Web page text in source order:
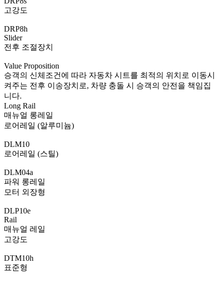
고강도
DRP8h
Slider
전후 조절장치
Value Proposition
승객의 신체조건에 따라 자동차 시트를 최적의 위치로 이동시
켜주는 전후 이송장치로, 차량 충돌 시 승객의 안전을 책임집
니다.
Long Rail
매뉴얼 롱레일
로어레일 (알루미늄)
DLM10
로어레일 (스틸)
DLM04a
파워 롱레일
모터 외장형
DLP10e
Rail
매뉴얼 레일
고강도
DTM10h
표준형